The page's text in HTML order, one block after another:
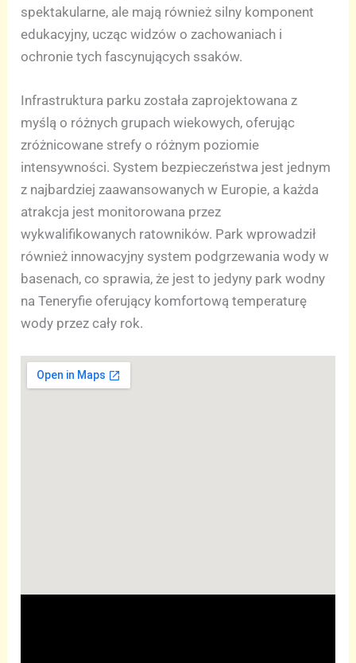
spektakularne, ale mają również silny komponent
edukacyjny, ucząc widzów o zachowaniach i
ochronie tych fascynujących ssaków.
Infrastruktura parku została zaprojektowana z
myślą o różnych grupach wiekowych, oferując
zróżnicowane strefy o różnym poziomie
intensywności. System bezpieczeństwa jest jednym
z najbardziej zaawansowanych w Europie, a każda
atrakcja jest monitorowana przez
wykwalifikowanych ratowników. Park wprowadził
również innowacyjny system podgrzewania wody w
basenach, co sprawia, że jest to jedyny park wodny
na Teneryfie oferujący komfortową temperaturę
wody przez cały rok.